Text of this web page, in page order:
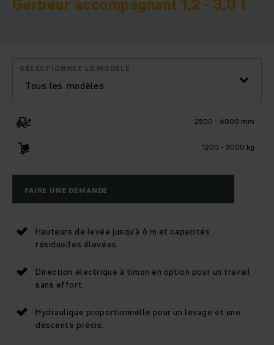
Gerbeur accompagnant 1,2 - 3,0 t
Tous les modèles
SÉLECTIONNEZ LE MODÈLE
2500 - 6000 mm
1200 - 3000 kg
FAIRE UNE DEMANDE
Hauteurs de levée jusqu’à 6 m et capacités
résiduelles élevées.
Direction électrique à timon en option pour un travail
sans effort.
Hydraulique proportionnelle pour un levage et une
descente précis.